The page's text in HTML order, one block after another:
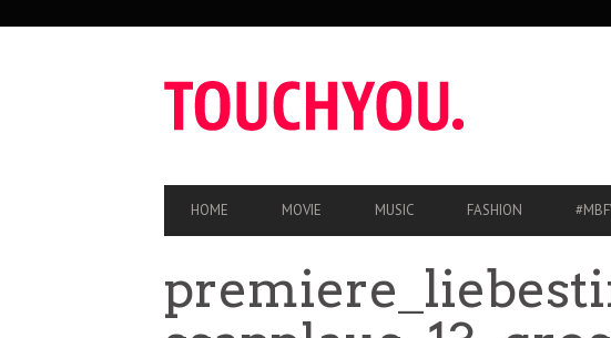
HAUPT-
NAVIGATION
HOME MOVIE MUSIC FASHION